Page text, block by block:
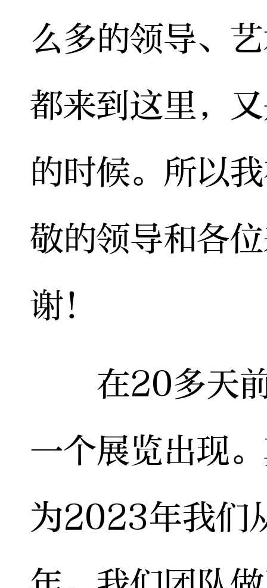
么多的领导、
都来到这里，
的时候。所以
敬的领导和各
谢！
在20多天前
一个展览出现
为2023年我们